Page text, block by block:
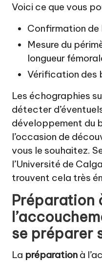
Voici ce que vous
Confirmation de
Mesure du
longueur
Vérification des
Les échographies
détecter
développement du
l’occasion de
vous le souhaitez.
l’Université de
trouvent cela très
Préparation
se préparer
La préparation à